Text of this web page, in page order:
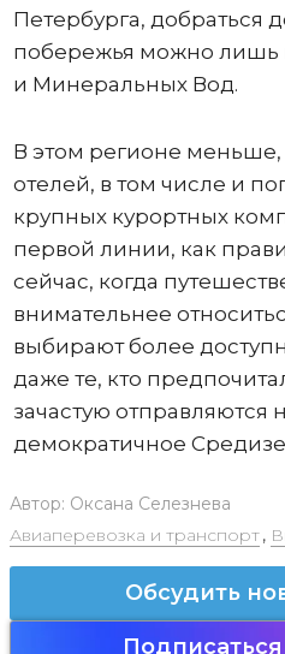
Петербурга, добраться
побережья можно лишь
и Минеральных Вод.
В этом регионе меньше,
отелей, в том числе и
крупных курортных
первой линии, как
сейчас, когда
внимательнее
выбирают более
даже те, кто
зачастую отправляются
демократичное
Автор: Оксана Селезнева
Авиаперевозка и транспорт,
Обсудить
Подписаться